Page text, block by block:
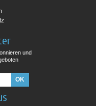
und